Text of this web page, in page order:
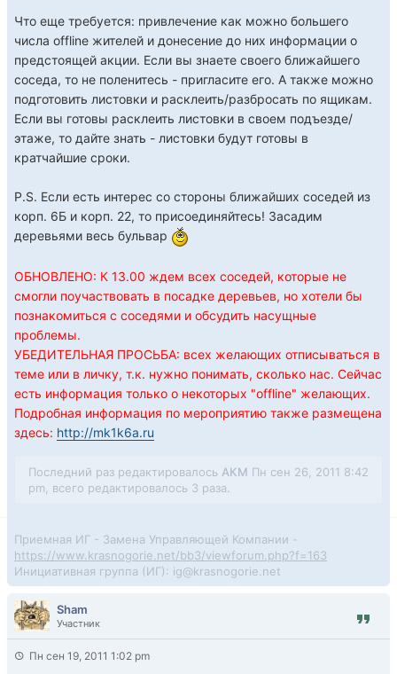
Что еще требуется: привлечение как можно большего
числа offline жителей и донесение до них информации о
предстоящей акции. Если вы знаете своего ближайшего
соседа, то не поленитесь - пригласите его. А также можно
подготовить листовки и расклеить/разбросать по ящикам.
Если вы готовы расклеить листовки в своем подъезде/
этаже, то дайте знать - листовки будут готовы в
кратчайшие сроки.
P.S. Если есть интерес со стороны ближайших соседей из
корп. 6Б и корп. 22, то присоединяйтесь! Засадим
деревьями весь бульвар
ОБНОВЛЕНО: К 13.00 ждем всех соседей, которые не
смогли поучаствовать в посадке деревьев, но хотели бы
познакомиться с соседями и обсудить насущные
проблемы.
УБЕДИТЕЛЬНАЯ ПРОСЬБА: всех желающих отписываться в
теме или в личку, т.к. нужно понимать, сколько нас. Сейчас
есть информация только о некоторых "offline" желающих.
Подробная информация по мероприятию также размещена
здесь: http://mk1k6a.ru
Последний раз редактировалось АКМ Пн сен 26, 2011 8:42
pm, всего редактировалось 3 раза.
Приемная ИГ - Замена Управляющей Компании -
https://www.krasnogorie.net/bb3/viewforum.php?f=163
Инициативная группа (ИГ): ig@krasnogorie.net
Sham
Участник
Пн сен 19, 2011 1:02 pm